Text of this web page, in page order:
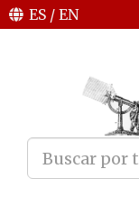
ES / EN